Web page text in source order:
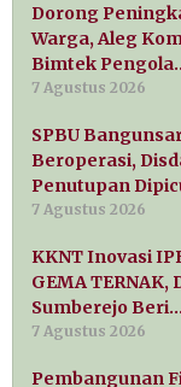
Dorong
Warga, Aleg
Bimtek
7 Agustus 2026
SPBU
Beroperasi,
Penutupan
7 Agustus 2026
KKNT Inovasi
GEMA
Sumberejo Beri…
7 Agustus 2026
Pembangunan